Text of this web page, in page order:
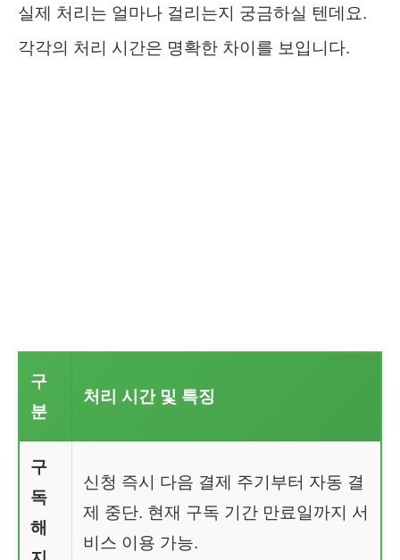
실제 처리는 얼마나 걸리는지 궁금하실 텐데요.
각각의 처리 시간은 명확한 차이를 보입니다.
구
분
처리 시간 및 특징
구
독
해
신청 즉시 다음 결제 주기부터 자동 결
제 중단. 현재 구독 기간 만료일까지 서
비스 이용 가능.